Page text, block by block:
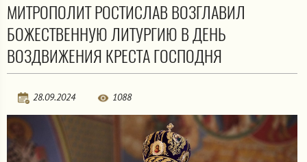
МИТРОПОЛИТ РОСТИСЛАВ ВОЗГЛАВИЛ
БОЖЕСТВЕННУЮ ЛИТУРГИЮ В ДЕНЬ
ВОЗДВИЖЕНИЯ КРЕСТА ГОСПОДНЯ
28.09.2024 1088